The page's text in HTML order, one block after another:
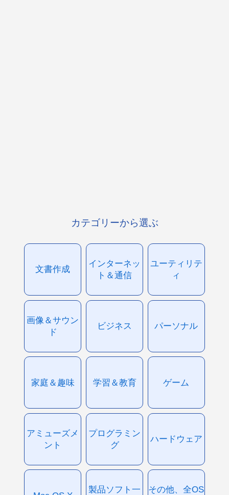
カテゴリーから選ぶ
文書作成
インターネッ
ト＆通信
ユーティリテ
ィ
画像＆サウン
ド
ビジネス パーソナル
家庭＆趣味 学習＆教育 ゲーム
アミューズメ
ント
プログラミン
グ
ハードウェア
製品ソフト一
その他、全OS